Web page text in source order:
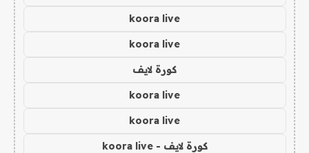
koora live
koora live
كورة لايف
koora live
koora live
كورة لايف - koora live